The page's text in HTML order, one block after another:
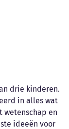
drie kinderen.
in alles wat
wetenschap en
ideeën voor